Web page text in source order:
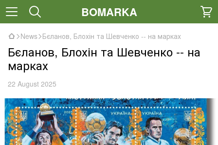
BOMARKA
News Бєланов, Блохін та Шевченко -- на марках
Бєланов, Блохін та Шевченко -- на
марках
22 August 2025